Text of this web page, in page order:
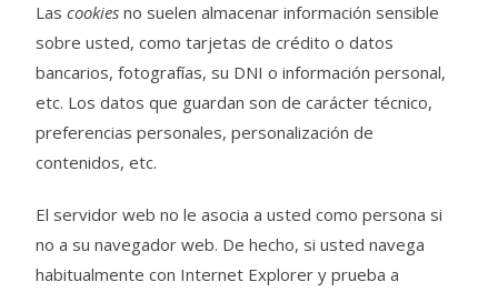
Lascookies no suelen almacenar información sensible
sobre usted, como tarjetas de crédito o datos
bancarios, fotografías, su DNI o información personal,
etc. Los datos que guardan son de carácter técnico,
preferencias personales, personalización de
contenidos, etc.
El servidor web no le asocia a usted como persona si
no a su navegador web. De hecho, si usted navega
habitualmente con Internet Explorer y prueba a